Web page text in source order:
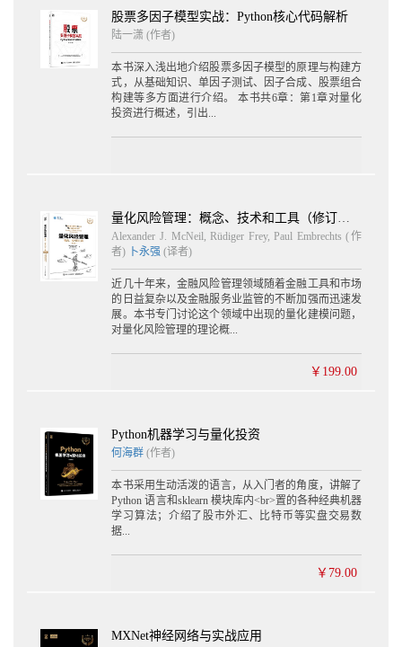
第5章 zwQuant整体架构 196
5.1 发布前言 196
5.2 功能简介 197
5.2.1 目录结构 197
5.2.2 安装与更新 198
5.2.3 模块说明 199
5.2.4 zwSys模块：系统变量与类定义 200
5.2.5 zwTools模块：常用（非量化）工具函数 201
5.2.10 zw_TA-Lib：金融函数模块 204
5.3 示例程序 207
5.4 常用量化分析参数 208
5.5 回溯案例：对标测试 209
5.5.1 对标测试1：投资回报参数 209
5.5.2 对标测试2：VWAP策略 211
5.6 回报参数计算 214
5.7.5 案例5-1：qxLib数据 228
5.7.6 量化系统的价格体系 230
5.7.7 数据预处理 231
5.7.8 绘图模板 234
第6章 模块详解与实盘数据 237
6.2.1 设置股票数据源 244
股票多因子模型实战：Python核心代码解析
陆一潇 (作者)
本书深入浅出地介绍股票多因子模型的原理与构建方
式，从基础知识、单因子测试、因子合成、股票组合
构建等多方面进行介绍。 本书共6章：第1章对量化
投资进行概述，引出...
量化风险管理：概念、技术和工具（修订版）
Alexander J. McNeil, Rüdiger Frey, Paul Embrechts (作
者) 卜永强 (译者)
近几十年来，金融风险管理领域随着金融工具和市场
的日益复杂以及金融服务业监管的不断加强而迅速发
展。本书专门讨论这个领域中出现的量化建模问题，
对量化风险管理的理论概...
￥199.00
Python机器学习与量化投资
何海群 (作者)
本书采用生动活泼的语言，从入门者的角度，讲解了
Python 语言和sklearn 模块库内<br>置的各种经典机器
学习算法；介绍了股市外汇、比特币等实盘交易数
据...
￥79.00
MXNet神经网络与实战应用